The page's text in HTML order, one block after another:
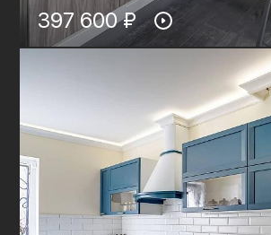
397 600 ₽